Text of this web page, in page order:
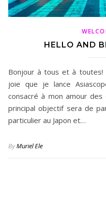
HELLO AND
Bonjour à tous et à toutes!
joie que je lance
consacré à mon amour des
principal objectif sera de
particulier au Japon et…
ByMuriel Ele